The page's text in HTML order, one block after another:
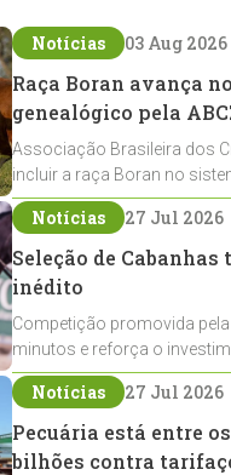
Notícias 03 Aug 2026
Raça Boran avança
genealógico pela
Associação Brasileira dos
incluir a raça Boran no
expansão na pecuária
Notícias 27 Jul 2026
Seleção de
inédito
Competição promovida
minutos e reforça o
Crioulos voltados ao laço
Notícias 27 Jul 2026
Pecuária está entre
bilhões contra